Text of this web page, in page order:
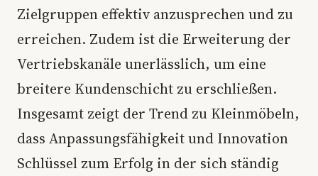
Zielgruppen effektiv anzusprechen und zu
erreichen. Zudem ist die Erweiterung der
Vertriebskanäle unerlässlich, um eine
breitere Kundenschicht zu erschließen.
Insgesamt zeigt der Trend zu Kleinmöbeln,
dass Anpassungsfähigkeit und Innovation
Schlüssel zum Erfolg in der sich ständig